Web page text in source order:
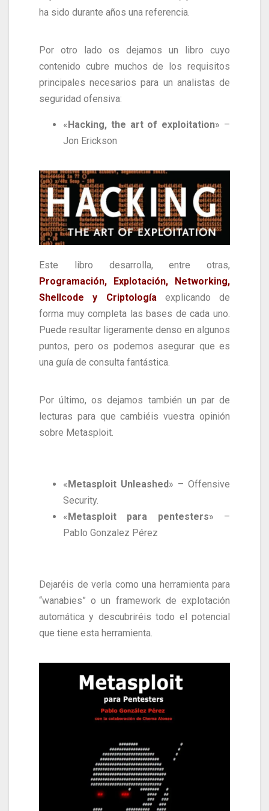
ha sido durante años una referencia.
Por otro lado os dejamos un libro cuyo
contenido cubre muchos de los requisitos
principales necesarios para un analistas de
seguridad ofensiva:
« Hacking, the art of exploitation» –
Jon Erickson
Este libro desarrolla, entre otras,
Programación, Explotación, Networking,
Shellcode y Criptología
explicando de
forma muy completa las bases de cada uno.
Puede resultar ligeramente denso en algunos
puntos, pero os podemos asegurar que es
una guía de consulta fantástica.
Por último, os dejamos también un par de
lecturas para que cambiéis vuestra opinión
sobre Metasploit.
«Metasploit Unleashed» – Offensive
Security.
«Metasploit para pentesters» –
Pablo Gonzalez Pérez
Dejaréis de verla como una herramienta para
“wanabies” o un framework de explotación
automática y descubriréis todo el potencial
que tiene esta herramienta.